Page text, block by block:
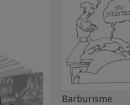
Barburisme